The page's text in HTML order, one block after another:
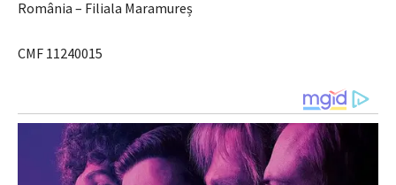
România – Filiala Maramureș
CMF 11240015